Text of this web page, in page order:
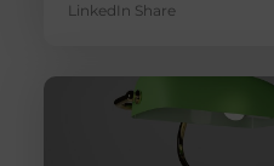
LinkedIn Share